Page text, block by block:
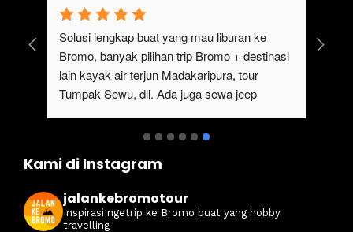
Solusi lengkap buat yang mau liburan ke
Bromo, banyak pilihan trip Bromo + destinasi
lain kayak air terjun Madakaripura, tour
Tumpak Sewu, dll. Ada juga sewa jeep
Kami di Instagram
jalankebromotour
Inspirasi ngetrip ke Bromo buat yang hobby
travelling